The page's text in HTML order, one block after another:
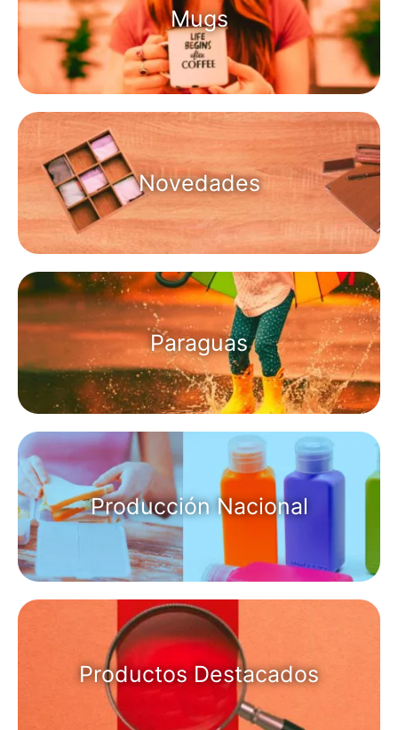
Mugs
Novedades
Paraguas
Producción Nacional
Productos Destacados